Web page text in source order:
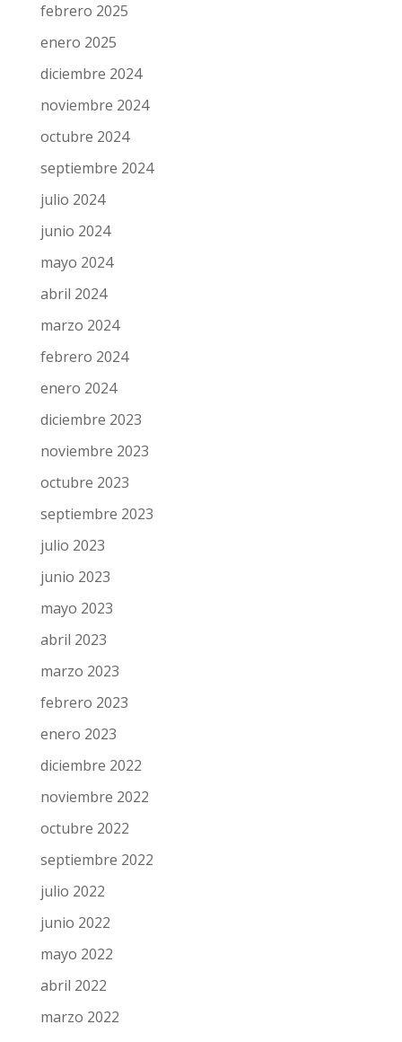
marzo 2025
febrero 2025
enero 2025
diciembre 2024
noviembre 2024
octubre 2024
septiembre 2024
julio 2024
junio 2024
mayo 2024
abril 2024
marzo 2024
febrero 2024
enero 2024
diciembre 2023
noviembre 2023
octubre 2023
septiembre 2023
julio 2023
junio 2023
mayo 2023
abril 2023
marzo 2023
febrero 2023
enero 2023
diciembre 2022
noviembre 2022
octubre 2022
septiembre 2022
julio 2022
junio 2022
mayo 2022
abril 2022